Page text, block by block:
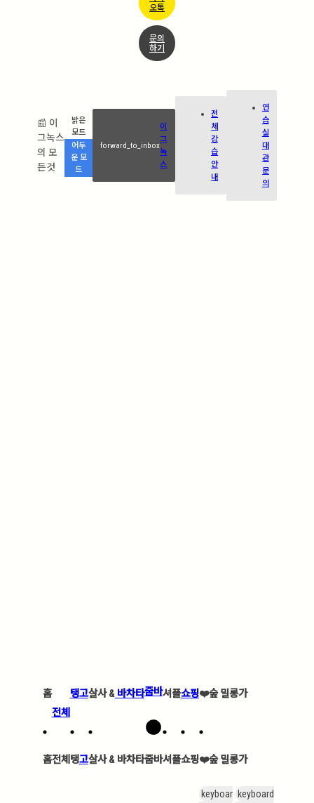
오톡
문의
하기
📰 이
그녹스
의 모
든것
밝은
모드
어두
운 모
드
forward_to_inbox
이
그
녹
스
전
체
강
습
안
내
연
습
실
대
관
문
의
홈
홈
전체
전체
탱고
탱고
살사 &바차타
살사 &바차타
줌바
줌바
셔플
셔플
쇼핑
쇼핑
❤️숲 밀롱가
❤️숲 밀롱가
keyboar keyboard